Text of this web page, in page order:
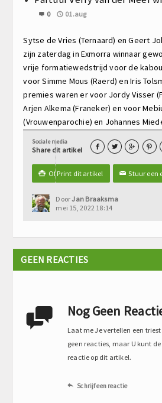
0 01.aug
Sytse de Vries (Ternaard) en Geert
zijn zaterdag in Exmorra winnaar
vrije formatiewedstrijd voor de
voorSimme Mous (Raerd) en Iris
premies waren er voor Jordy Visser
Arjen Alkema (Franeker) en voor
(Vrouwenparochie) en Johannes
Sociale media
Share dit artikel    
 Of Print dit artikel ✉Stuur een
DoorJan Braaksma
mei 15, 2022 18:14
GEEN REACTIES
 Nog Geen
Laat me Je vertellen een
geen reacties, maar U kunt
reactie op dit artikel.
 Schrijf een reactie